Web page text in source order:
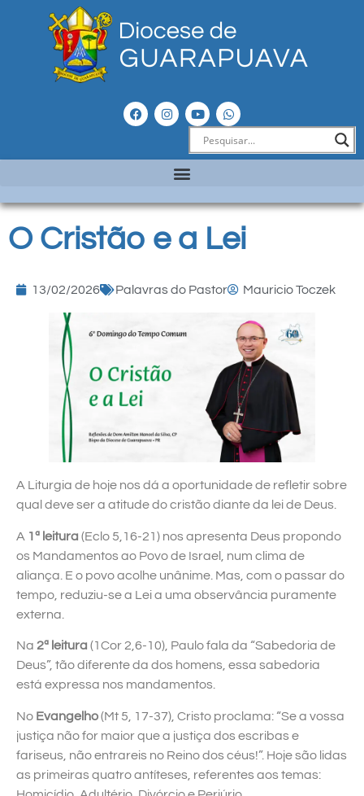
O Cristão e a Lei
13/02/2026 Palavras do Pastor Mauricio Toczek
A Liturgia de hoje nos dá a oportunidade de refletir sobre
qual deve ser a atitude do cristão diante da lei de Deus.
A 1ª leitura (Eclo 5,16-21) nos apresenta Deus propondo
os Mandamentos ao Povo de Israel, num clima de
aliança. E o povo acolhe unânime. Mas, com o passar do
tempo, reduziu-se a Lei a uma observância puramente
externa.
Na 2ª leitura (1Cor 2,6-10), Paulo fala da “Sabedoria de
Deus”, tão diferente da dos homens, essa sabedoria
está expressa nos mandamentos.
No Evangelho(Mt 5, 17-37), Cristo proclama: “Se a vossa
justiça não for maior que a justiça dos escribas e
fariseus, não entrareis no Reino dos céus!”. Hoje são lidas
as primeiras quatro antíteses, referentes aos temas: